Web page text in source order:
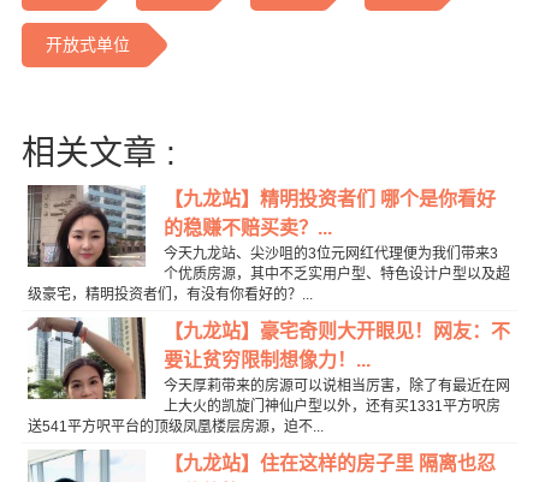
开放式单位
相关文章 :
【九龙站】精明投资者们 哪个是你看好
的稳赚不赔买卖？...
今天九龙站、尖沙咀的3位元网红代理便为我们带来3
个优质房源，其中不乏实用户型、特色设计户型以及超
级豪宅，精明投资者们，有没有你看好的？...
【九龙站】豪宅奇则大开眼见！网友：不
要让贫穷限制想像力！...
今天厚莉带来的房源可以说相当厉害，除了有最近在网
上大火的凯旋门神仙户型以外，还有买1331平方呎房
送541平方呎平台的顶级凤凰楼层房源，迫不...
【九龙站】住在这样的房子里 隔离也忍